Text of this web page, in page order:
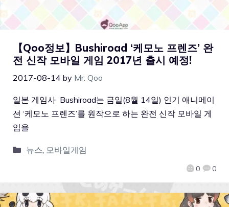
【Qoo정보】Bushiroad ‘케모노 프렌즈’ 완
전 신작 모바일 게임 2017년 출시 예정!
2017-08-14 by Mr. Qoo
0 0
일본 게임사 Bushiroad는 금일(8월 14일) 인기 애니메이
션 ‘케모노 프렌즈’를 원작으로 하는 완전 신작 모바일 게
임을
뉴스, 모바일게임